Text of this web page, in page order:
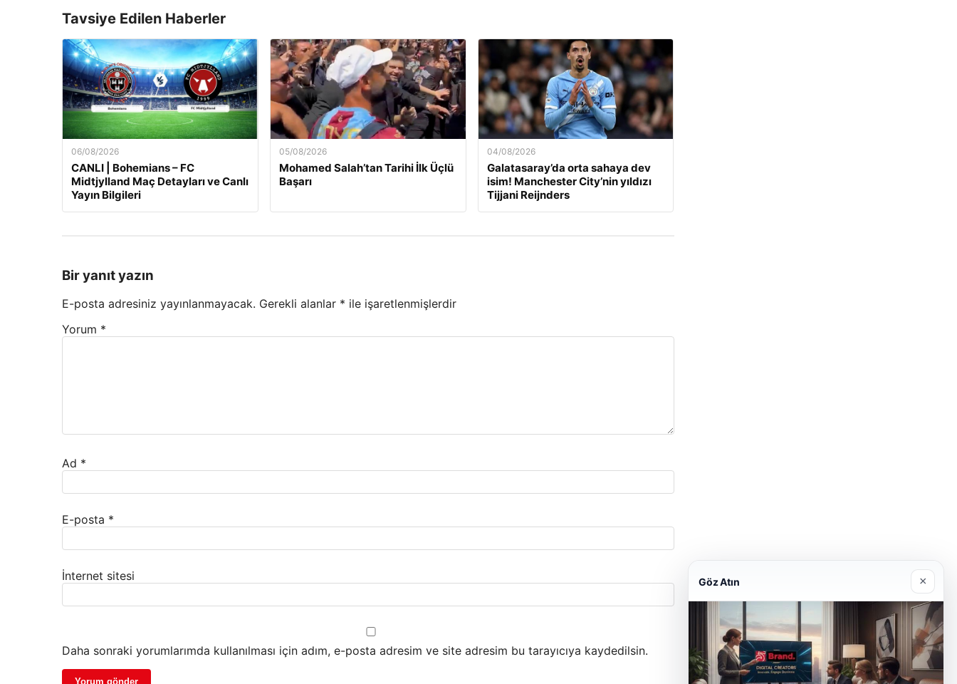
Tavsiye Edilen Haberler
06/08/2026
CANLI | Bohemians – FC
Midtjylland Maç Detayları ve Canlı
Yayın Bilgileri
05/08/2026
Mohamed Salah’tan Tarihi İlk Üçlü
Başarı
04/08/2026
Galatasaray’da orta sahaya dev
isim! Manchester City’nin yıldızı
Tijjani Reijnders
Bir yanıt yazın
E-posta adresiniz yayınlanmayacak. Gerekli alanlar * ile işaretlenmişlerdir
Yorum *
Ad *
E-posta *
İnternet sitesi
Daha sonraki yorumlarımda kullanılması için adım, e-posta adresim ve site adresim bu tarayıcıya kaydedilsin.
Göz Atın ×